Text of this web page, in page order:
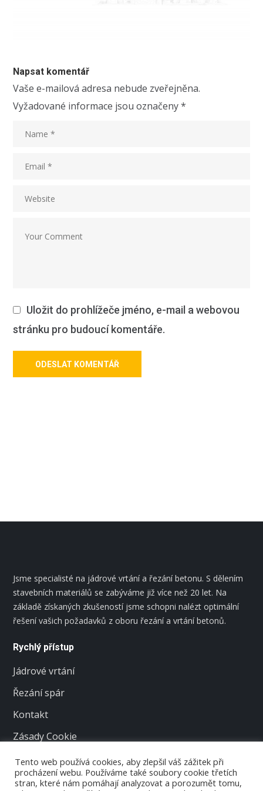
Napsat komentář
Vaše e-mailová adresa nebude zveřejněna.
Vyžadované informace jsou označeny*
Uložit do prohlížeče jméno, e-mail a webovou
stránku pro budoucí komentáře.
Jsme specialisté na jádrové vrtání a řezání betonu. S dělením
stavebních materiálů se zabýváme již více než 20 let. Na
základě získaných zkušeností jsme schopni nalézt optimální
řešení vašich požadavků z oboru řezání a vrtání betonů.
Rychlý přístup
Jádrové vrtání
Řezání spár
Kontakt
Zásady Cookie
Řezání stěn v panelových domech
Kontakt
Tento web používá cookies, aby zlepšil váš zážitek při
procházení webu. Používáme také soubory cookie třetích
stran, které nám pomáhají analyzovat a porozumět tomu,